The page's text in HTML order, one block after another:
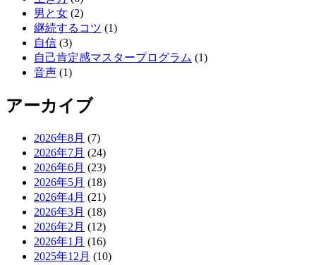
男と女 (2)
継続するコツ (1)
自信 (3)
自己肯定感マスタープログラム (1)
音声 (1)
アーカイブ
2026年8月 (7)
2026年7月 (24)
2026年6月 (23)
2026年5月 (18)
2026年4月 (21)
2026年3月 (18)
2026年2月 (12)
2026年1月 (16)
2025年12月 (10)